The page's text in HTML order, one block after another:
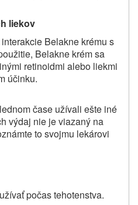
liekov
Belakne krému s
Belakne krém sa
retinoidmi alebo liekmi
účinku.
čase užívali ešte iné
výdaj nie je viazaný na
to svojmu lekárovi
počas tehotenstva.